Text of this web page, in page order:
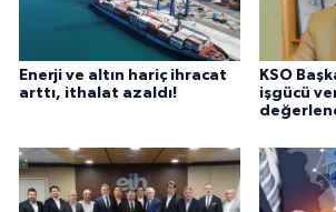
Enerji ve altın hariç ihracat
arttı, ithalat azaldı!
KSO
işgücü